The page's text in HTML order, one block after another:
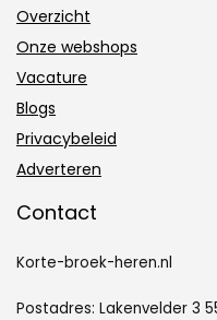
Overzicht
Onze webshops
Vacature
Blogs
Privacybeleid
Adverteren
Contact
Korte-broek-heren.nl
Postadres: Lakenvelder 3